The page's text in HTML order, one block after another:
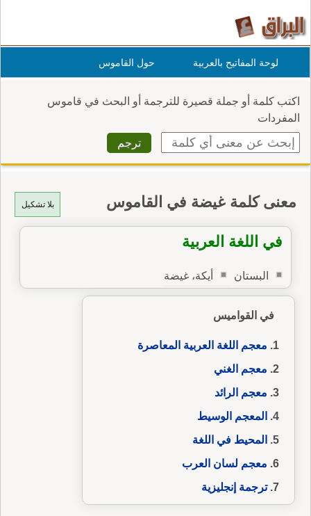
لوحة المفاتيح بالعربية حول القاموس
اكتب كلمة أو جملة قصيرة للترجمة أو البحث في قاموس
المفردات
بلا تشكيل معنى كلمة غيضة في القاموس
في اللغة العربية
البستان أيكة، غيضة
في القواميس
معجم اللغة العربية المعاصرة
معجم الغني
معجم الرائد
المعجم الوسيط
المحيط في اللغة
معجم لسان العرب
ترجمة إنجليزية